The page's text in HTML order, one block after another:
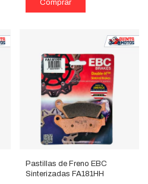
Pastillas de Freno EBC
Sinterizadas FA181HH